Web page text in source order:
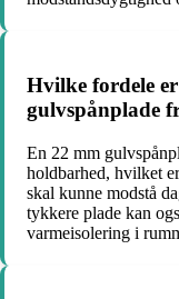
Hvilke fordele
gulvspånplade
En 22 mm
holdbarhed, hvilket
skal kunne modstå
tykkere plade kan
varmeisolering i